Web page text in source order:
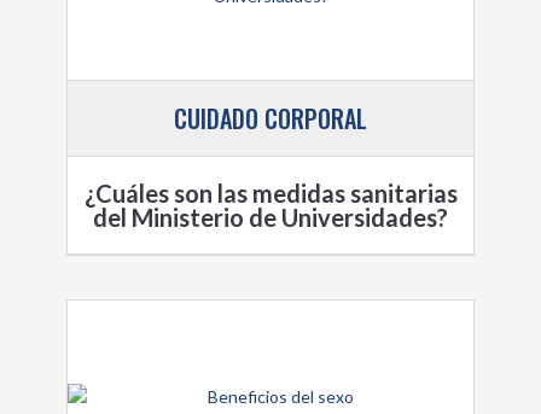
CUIDADO CORPORAL
¿Cuáles son las medidas sanitarias
del Ministerio de Universidades?